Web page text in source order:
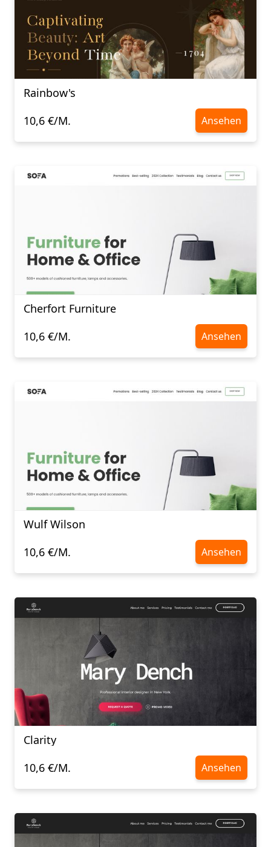
Rainbow's
10,6 €/M.
Ansehen
Cherfort Furniture
10,6 €/M.
Ansehen
Wulf Wilson
10,6 €/M.
Ansehen
Clarity
10,6 €/M.
Ansehen